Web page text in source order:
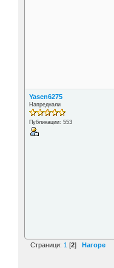
Yasen6275
Напреднали
Публикации: 553
Страници: 1 [2] Нагоре